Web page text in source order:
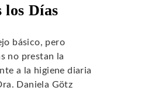
los Días
básico, pero
no prestan la
a la higiene diaria
Daniela Götz